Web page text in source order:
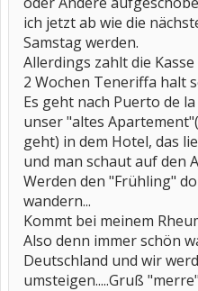
ich jetzt ab wie die
Samstag werden.
Allerdings zahlt die
2 Wochen Teneriffa halt
Es geht nach Puerto de
unser "altes
geht) in dem Hotel, das
und man schaut auf den
Werden den "Frühling"
wandern...
Kommt bei meinem
Also denn immer schön
Deutschland und wir
umsteigen.....Gruß "merre"